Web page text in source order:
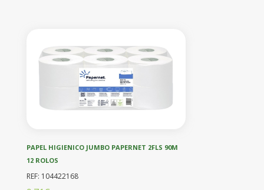
PAPEL HIGIENICO JUMBO PAPERNET 2FLS 90M
12 ROLOS
REF: 104422168